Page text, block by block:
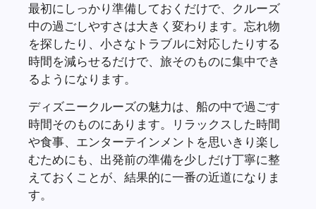
最初にしっかり準備しておくだけで、クルーズ
中の過ごしやすさは大きく変わります。忘れ物
を探したり、小さなトラブルに対応したりする
時間を減らせるだけで、旅そのものに集中でき
るようになります。
ディズニークルーズの魅力は、船の中で過ごす
時間そのものにあります。リラックスした時間
や食事、エンターテインメントを思いきり楽し
むためにも、出発前の準備を少しだけ丁寧に整
えておくことが、結果的に一番の近道になりま
す。